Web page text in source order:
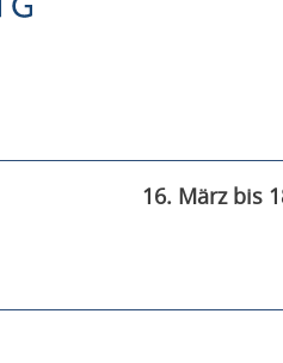
16. März bis